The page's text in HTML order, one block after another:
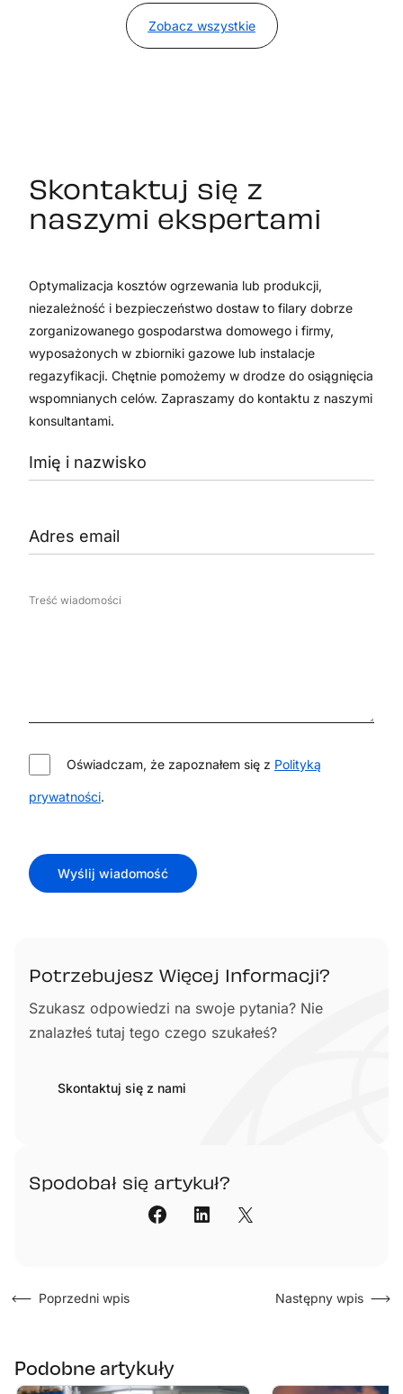
Zobacz wszystkie
Skontaktuj się z
naszymi ekspertami
Optymalizacja kosztów ogrzewania lub produkcji,
niezależność i bezpieczeństwo dostaw to filary dobrze
zorganizowanego gospodarstwa domowego i firmy,
wyposażonych w zbiorniki gazowe lub instalacje
regazyfikacji. Chętnie pomożemy w drodze do osiągnięcia
wspomnianych celów. Zapraszamy do kontaktu z naszymi
konsultantami.
Treść wiadomości
Oświadczam, że zapoznałem się z Polityką
prywatności.
Wyślij wiadomość
Potrzebujesz Więcej Informacji?
Szukasz odpowiedzi na swoje pytania? Nie
znalazłeś tutaj tego czego szukałeś?
Skontaktuj się z nami
Spodobał się artykuł?​
Poprzedni wpis Następny wpis
Podobne artykuły